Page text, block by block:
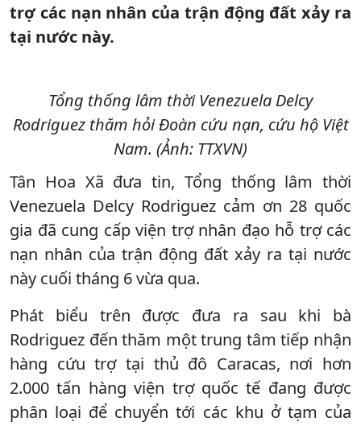
trợ các nạn nhân của trận động đất xảy ra
tại nước này.
Tổng thống lâm thời Venezuela Delcy
Rodriguez thăm hỏi Đoàn cứu nạn, cứu hộ Việt
Nam. (Ảnh: TTXVN)
Tân Hoa Xã đưa tin, Tổng thống lâm thời
Venezuela Delcy Rodriguez cảm ơn 28 quốc
gia đã cung cấp viện trợ nhân đạo hỗ trợ các
nạn nhân của trận động đất xảy ra tại nước
này cuối tháng 6 vừa qua.
Phát biểu trên được đưa ra sau khi bà
Rodriguez đến thăm một trung tâm tiếp nhận
hàng cứu trợ tại thủ đô Caracas, nơi hơn
2.000 tấn hàng viện trợ quốc tế đang được
phân loại để chuyển tới các khu ở tạm của